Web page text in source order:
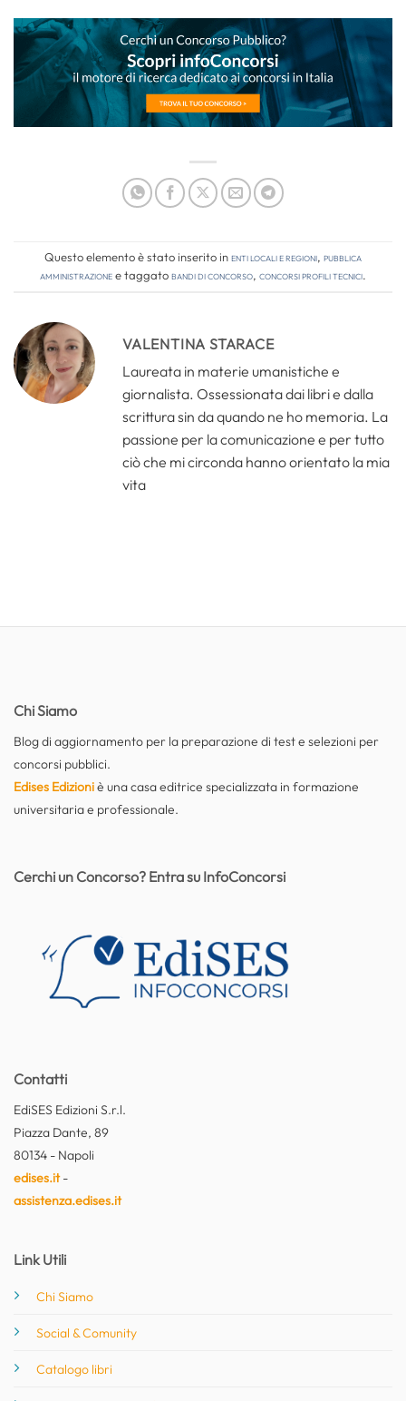
Questo elemento è stato inserito inEnti locali e regioni, Pubblica
amministrazionee taggatobandi di concorso, concorsi profili tecnici.
VALENTINA STARACE
Laureata in materie umanistiche e
giornalista. Ossessionata dai libri e dalla
scrittura sin da quando ne ho memoria. La
passione per la comunicazione e per tutto
ciò che mi circonda hanno orientato la mia
vita
Chi Siamo
Blog di aggiornamento per la preparazione di test e selezioni per
concorsi pubblici.
Edises Edizioniè una casa editrice specializzata in formazione
universitaria e professionale.
Contatti
EdiSES Edizioni S.r.l.
Piazza Dante, 89
80134 - Napoli
edises.it-
assistenza.edises.it
Link Utili
Chi Siamo
Social & Comunity
Catalogo libri
Cerchi un Concorso? Entra su InfoConcorsi